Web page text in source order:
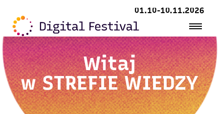
01.10-10.11.2026
Witaj
wSTREFIE WIEDZY